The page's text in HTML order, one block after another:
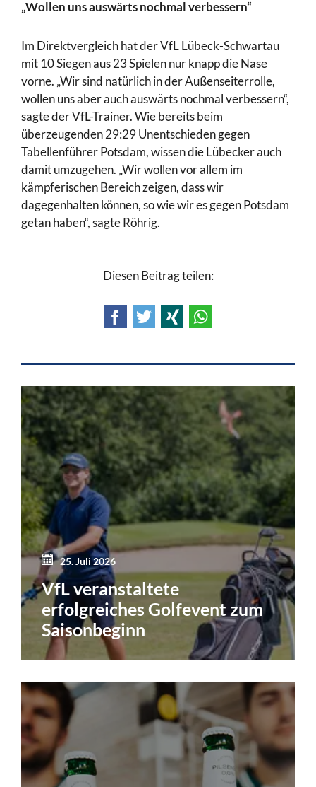
„Wollen uns auswärts nochmal verbessern“
Im Direktvergleich hat der VfL Lübeck-Schwartau
mit 10 Siegen aus 23 Spielen nur knapp die Nase
vorne. „Wir sind natürlich in der Außenseiterrolle,
wollen uns aber auch auswärts nochmal verbessern“,
sagte der VfL-Trainer. Wie bereits beim
überzeugenden 29:29 Unentschieden gegen
Tabellenführer Potsdam, wissen die Lübecker auch
damit umzugehen. „Wir wollen vor allem im
kämpferischen Bereich zeigen, dass wir
dagegenhalten können, so wie wir es gegen Potsdam
getan haben“, sagte Röhrig.
Diesen Beitrag teilen:
FacebookTwitterXing
25. Juli 2026
VfL veranstaltete
erfolgreiches Golfevent zum
Saisonbeginn